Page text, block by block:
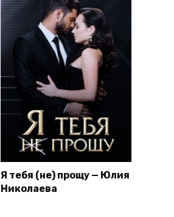
Я тебя (не) прощу — Юлия
Николаева